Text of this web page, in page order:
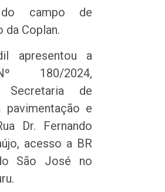
do campo de
Coplan.
apresentou a
180/2024,
de
pavimentação e
Dr. Fernando
acesso a BR
São José no